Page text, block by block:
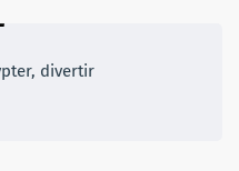
divertir